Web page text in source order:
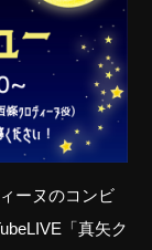
ーヌのコンビ
「真矢ク